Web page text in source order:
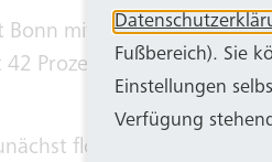
Bonn mit anderen
Prozent an der BVG
florierende
Fußbereich). Sie
Einstellungen
Verfügung